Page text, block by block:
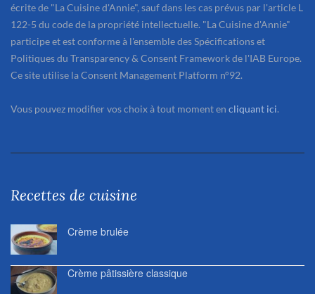
écrite de "La Cuisine d'Annie", sauf dans les cas prévus par l'article L
122-5 du code de la propriété intellectuelle. "La Cuisine d'Annie"
participe et est conforme à l'ensemble des Spécifications et
Politiques du Transparency & Consent Framework de l'IAB Europe.
Ce site utilise la Consent Management Platform n°92.
Vous pouvez modifier vos choix à tout moment en cliquant ici.
Recettes de cuisine
Crème brulée
Crème pâtissière classique